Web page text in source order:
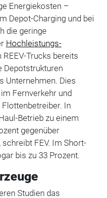
Energiekosten –
Depot-Charging und bei
die geringe
Hochleistungs-
Trucks bereits
Depotstrukturen
Unternehmen. Dies
Fernverkehr und
In
Betrieb zu einem
gegenüber
FEV. Im Short-
bis zu 33 Prozent.
Studien das